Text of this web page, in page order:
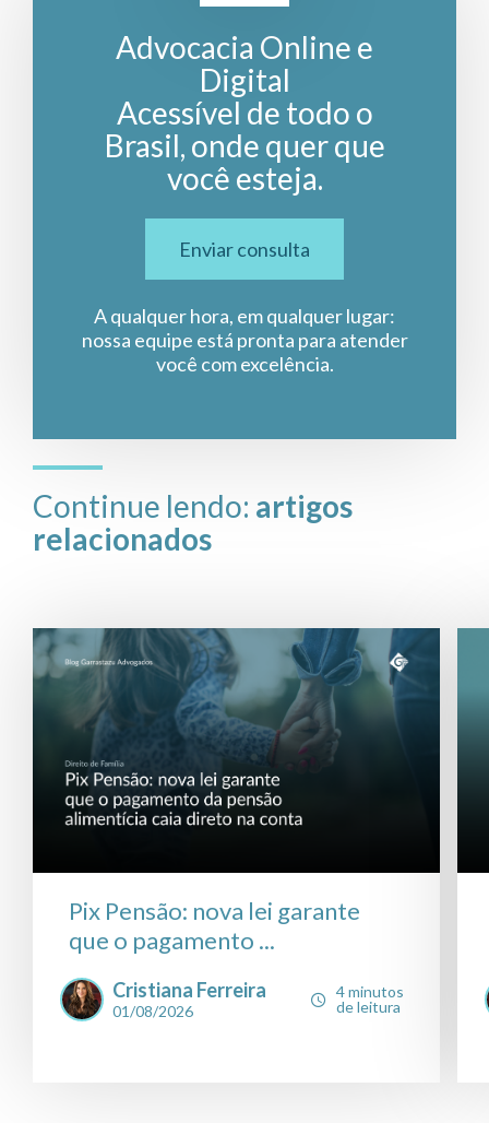
Advocacia Online e
Digital
Acessível de todo o
Brasil, onde quer que
você esteja.
Enviar consulta
A qualquer hora, em qualquer lugar:
nossa equipe está pronta para atender
você com excelência.
Continue lendo: artigos
relacionados
Pix Pensão: nova lei garante
que o pagamento ...
Cristiana Ferreira
01/08/2026
4 minutos
de leitura